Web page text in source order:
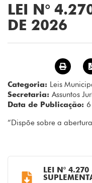
LEI N°
DE 2026
Categoria: Leis
Secretaria: Assuntos
Data de Publicação:
“Dispõe sobre a
LEI N° 4.270